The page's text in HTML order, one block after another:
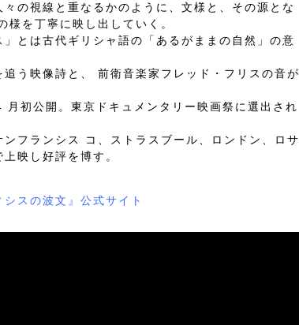
々の視線と重なるかのように、⽂様と、その源とな
様を丁寧に映し出していく。
」とは古代ギリシャ語の「あるがままの⾃然」の意
追う映像詩と、 前衛⾳楽家フレッド・フリスの⾳が
初公開。東京ドキュメンタリー映画祭に選出され
ンフランシス コ、ストラスブール、ロンドン、ロサ
上映し好評を博す。
シスの波文』公式サイト